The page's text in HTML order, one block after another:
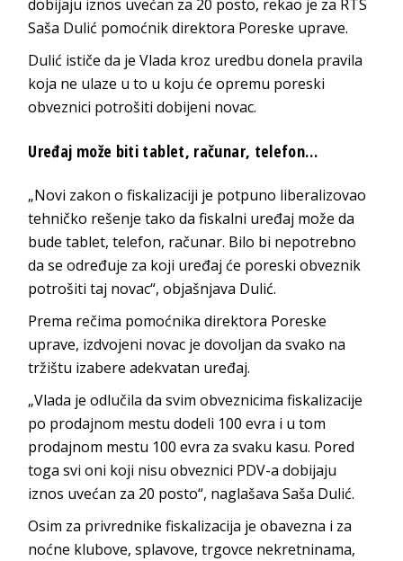
dobijaju iznos uvećan za 20 posto, rekao je za RTS
Saša Dulić pomoćnik direktora Poreske uprave.
Dulić ističe da je Vlada kroz uredbu donela pravila
koja ne ulaze u to u koju će opremu poreski
obveznici potrošiti dobijeni novac.
Uređaj može biti tablet, računar, telefon…
„Novi zakon o fiskalizaciji je potpuno liberalizovao
tehničko rešenje tako da fiskalni uređaj može da
bude tablet, telefon, računar. Bilo bi nepotrebno
da se određuje za koji uređaj će poreski obveznik
potrošiti taj novac“, objašnjava Dulić.
Prema rečima pomoćnika direktora Poreske
uprave, izdvojeni novac je dovoljan da svako na
tržištu izabere adekvatan uređaj.
„Vlada je odlučila da svim obveznicima fiskalizacije
po prodajnom mestu dodeli 100 evra i u tom
prodajnom mestu 100 evra za svaku kasu. Pored
toga svi oni koji nisu obveznici PDV-a dobijaju
iznos uvećan za 20 posto“, naglašava Saša Dulić.
Osim za privrednike fiskalizacija je obavezna i za
noćne klubove, splavove, trgovce nekretninama,